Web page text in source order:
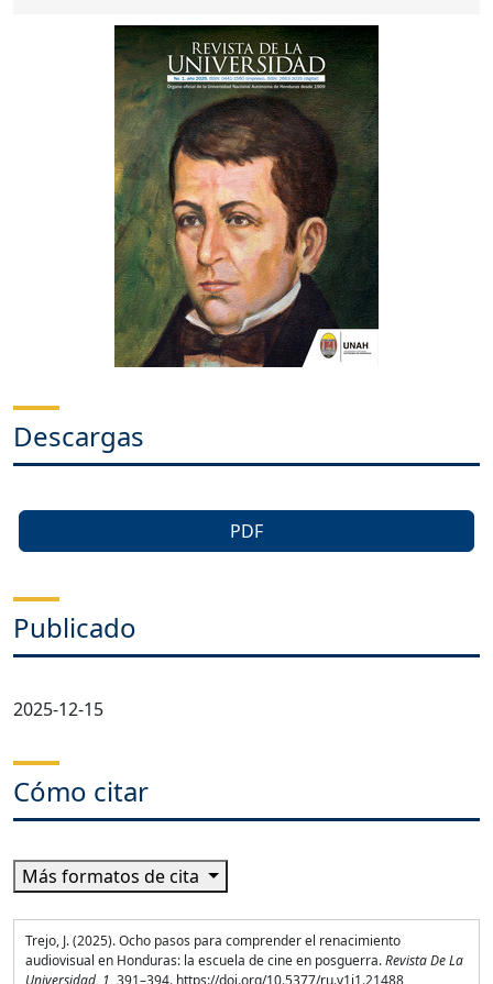
Descargas
PDF
Publicado
2025-12-15
Cómo citar
Más formatos de cita
Trejo, J. (2025). Ocho pasos para comprender el renacimiento
audiovisual en Honduras: la escuela de cine en posguerra.Revista De La
Universidad, 1, 391–394. https://doi.org/10.5377/ru.v1i1.21488